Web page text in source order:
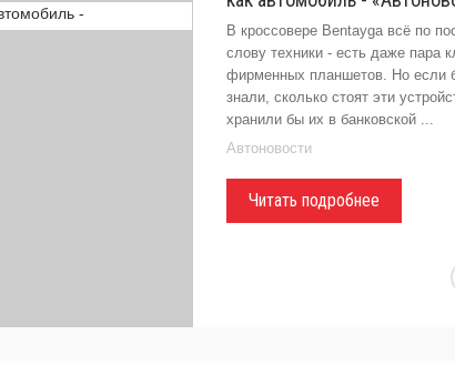
В кроссовере Bentayga всё по
слову техники - есть даже пара
фирменных планшетов. Но если
знали, сколько стоят эти
хранили бы их в банковской ...
Автоновости
Читать подробнее